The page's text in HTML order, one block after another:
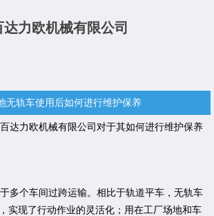
达力欧机械有限公司
无轨车使用后如何进行维护保养
达力欧机械有限公司对于其如何进行维护保养
多个车间过跨运输。相比于轨道平车，无轨车
实现了行动作业的灵活化；用在工厂场地和车